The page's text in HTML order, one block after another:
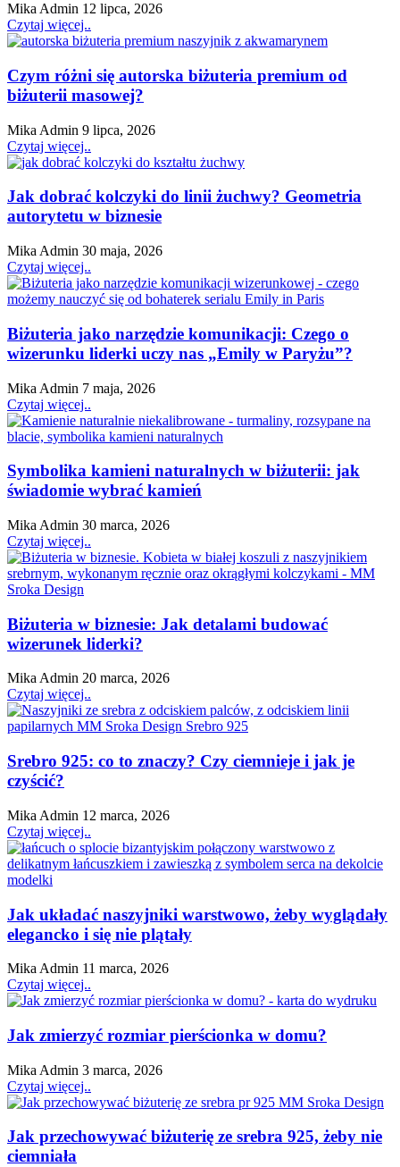
Mika Admin 12 lipca, 2026
Czytaj więcej..
Czym różni się autorska biżuteria premium od
biżuterii masowej?
Mika Admin 9 lipca, 2026
Czytaj więcej..
Jak dobrać kolczyki do linii żuchwy? Geometria
autorytetu w biznesie
Mika Admin 30 maja, 2026
Czytaj więcej..
Biżuteria jako narzędzie komunikacji: Czego o
wizerunku liderki uczy nas „Emily w Paryżu”?
Mika Admin 7 maja, 2026
Czytaj więcej..
Symbolika kamieni naturalnych w biżuterii: jak
świadomie wybrać kamień
Mika Admin 30 marca, 2026
Czytaj więcej..
Biżuteria w biznesie: Jak detalami budować
wizerunek liderki?
Mika Admin 20 marca, 2026
Czytaj więcej..
Srebro 925: co to znaczy? Czy ciemnieje i jak je
czyścić?
Mika Admin 12 marca, 2026
Czytaj więcej..
Jak układać naszyjniki warstwowo, żeby wyglądały
elegancko i się nie plątały
Mika Admin 11 marca, 2026
Czytaj więcej..
Jak zmierzyć rozmiar pierścionka w domu?
Mika Admin 3 marca, 2026
Czytaj więcej..
Jak przechowywać biżuterię ze srebra 925, żeby nie
ciemniała